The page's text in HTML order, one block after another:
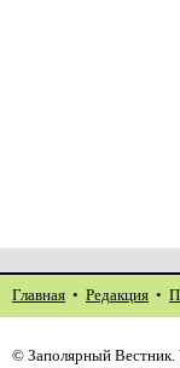
Главная • Редакция •
© Заполярный Вестник.